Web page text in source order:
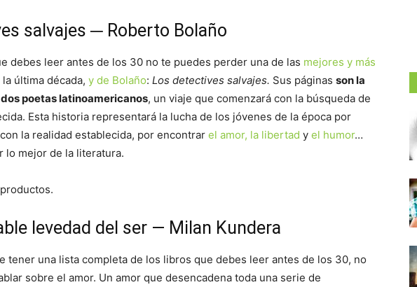
salvajes ─ Roberto Bolaño
debes leer antes de los 30 no te puedes perder una de las mejores y más
la última década, y de Bolaño: Los detectives salvajes. Sus páginas son la
poetas latinoamericanos, un viaje que comenzará con la búsqueda de
Esta historia representará la lucha de los jóvenes de la época por
la realidad establecida, por encontrar el amor, la libertad y el humor…
lo mejor de la literatura.
levedad del ser — Milan Kundera
tener una lista completa de los libros que debes leer antes de los 30, no
sobre el amor. Un amor que desencadena toda una serie de